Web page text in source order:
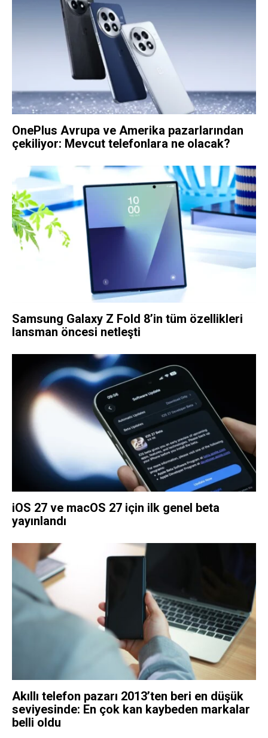
OnePlus Avrupa ve Amerika pazarlarından
çekiliyor: Mevcut telefonlara ne olacak?
Samsung Galaxy Z Fold 8’in tüm özellikleri
lansman öncesi netleşti
iOS 27 ve macOS 27 için ilk genel beta
yayınlandı
Akıllı telefon pazarı 2013’ten beri en düşük
seviyesinde: En çok kan kaybeden markalar
belli oldu